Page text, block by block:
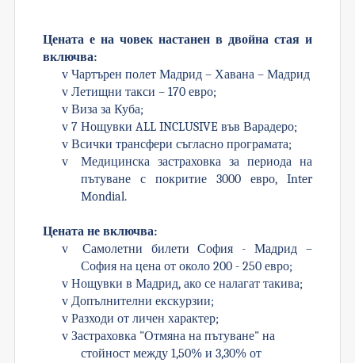
Цената е на човек настанен в двойна стая и
включва:
v Чартърен полет Мадрид – Хавана – Мадрид
v Летищни такси – 170 евро;
v Виза за Куба;
v 7 Нощувки ALL INCLUSIVE във Варадеро;
v Всички трансфери съгласно програмата;
v
Медицинска застраховка за периода на
пътуване с покритие 3000 евро, Inter
Mondial.
Цената не включва:
v
Самолетни билети София - Мадрид –
София на цена от около 200- 250евро;
v Нощувки в Мадрид,ако се налагат такива;
v Допълнителни екскурзии;
v Разходи от личен характер;
v Застраховка "Отмяна на пътуване" на
стойност между 1,50% и 3,30% от